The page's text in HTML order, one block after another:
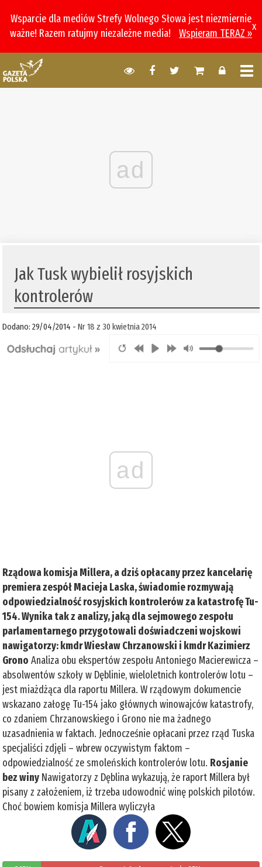
Wsparcie dla mediów Strefy Wolnego Słowa jest niezmiernie
ważne! Razem ratujmy niezależne media!
Wspieram TERAZ »
x
ad
Jak Tusk wybielił rosyjskich
kontrolerów
Dodano: 29/04/2014 -Nr 18 z 30 kwietnia 2014
ad
Rządowa komisja Millera, a dziś opłacany przez kancelarię
premiera zespół Macieja Laska, świadomie rozmywają
odpowiedzialność rosyjskich kontrolerów za katastrofę Tu-
154. Wynika tak z analizy, jaką dla sejmowego zespołu
parlamentarnego przygotowali doświadczeni wojskowi
nawigatorzy: kmdr Wiesław Chrzanowski i kmdr Kazimierz
Grono Analiza obu ekspertów zespołu Antoniego Macierewicza –
absolwentów szkoły w Dęblinie, wieloletnich kontrolerów lotu –
jest miażdżąca dla raportu Millera. W rządowym dokumencie
wskazano załogę Tu-154 jako głównych winowajców katastrofy,
co zdaniem Chrzanowskiego i Grono nie ma żadnego
uzasadnienia w faktach. Jednocześnie opłacani przez rząd Tuska
specjaliści zdjęli – wbrew oczywistym faktom –
odpowiedzialność ze smoleńskich kontrolerów lotu. Rosjanie
bez winy Nawigatorzy z Dęblina wykazują, że raport Millera był
pisany z założeniem, iż trzeba udowodnić winę polskich pilotów.
Choć bowiem komisja Millera wyliczyła